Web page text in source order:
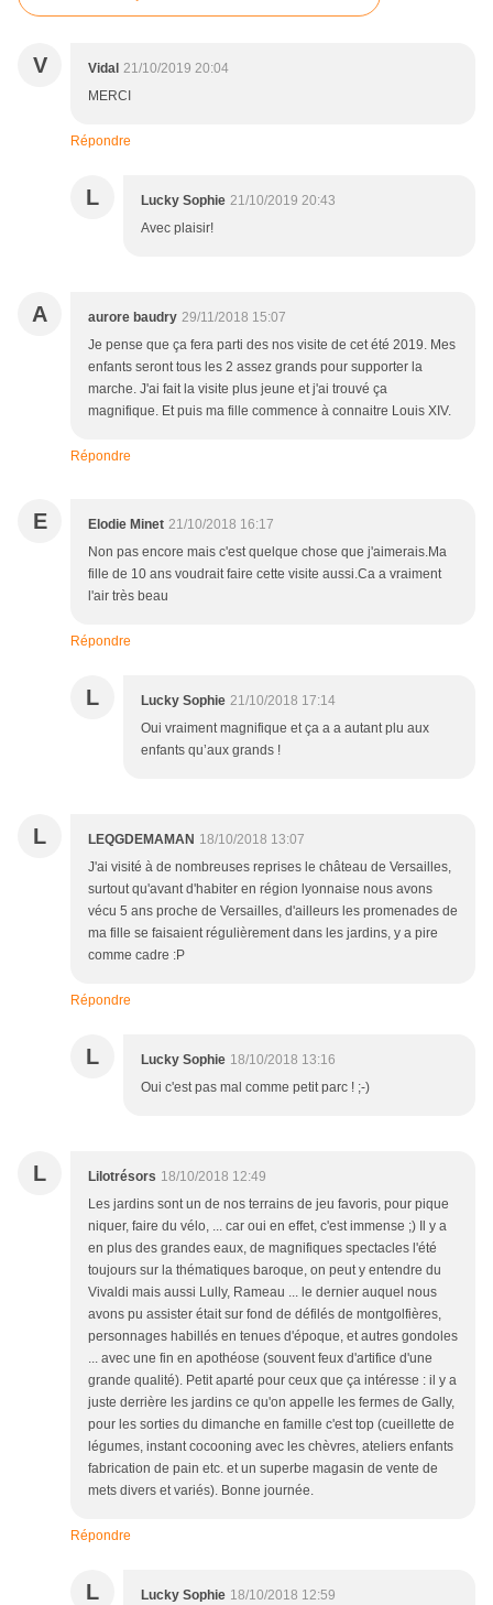
V Vidal 21/10/2019 20:04
MERCI
Répondre
L Lucky Sophie 21/10/2019 20:43
Avec plaisir!
A aurore baudry 29/11/2018 15:07
Je pense que ça fera parti des nos visite de cet été 2019. Mes
enfants seront tous les 2 assez grands pour supporter la
marche. J'ai fait la visite plus jeune et j'ai trouvé ça
magnifique. Et puis ma fille commence à connaitre Louis XIV.
Répondre
E Elodie Minet 21/10/2018 16:17
Non pas encore mais c'est quelque chose que j'aimerais.Ma
fille de 10 ans voudrait faire cette visite aussi.Ca a vraiment
l'air très beau
Répondre
L Lucky Sophie 21/10/2018 17:14
Oui vraiment magnifique et ça a a autant plu aux
enfants qu’aux grands !
L LEQGDEMAMAN 18/10/2018 13:07
J'ai visité à de nombreuses reprises le château de Versailles,
surtout qu'avant d'habiter en région lyonnaise nous avons
vécu 5 ans proche de Versailles, d'ailleurs les promenades de
ma fille se faisaient régulièrement dans les jardins, y a pire
comme cadre :P
Répondre
L Lucky Sophie 18/10/2018 13:16
Oui c'est pas mal comme petit parc ! ;-)
L Lilotrésors 18/10/2018 12:49
Les jardins sont un de nos terrains de jeu favoris, pour pique
niquer, faire du vélo, ... car oui en effet, c'est immense ;) Il y a
en plus des grandes eaux, de magnifiques spectacles l'été
toujours sur la thématiques baroque, on peut y entendre du
Vivaldi mais aussi Lully, Rameau ... le dernier auquel nous
avons pu assister était sur fond de défilés de montgolfières,
personnages habillés en tenues d'époque, et autres gondoles
... avec une fin en apothéose (souvent feux d'artifice d'une
grande qualité). Petit aparté pour ceux que ça intéresse : il y a
juste derrière les jardins ce qu'on appelle les fermes de Gally,
pour les sorties du dimanche en famille c'est top (cueillette de
légumes, instant cocooning avec les chèvres, ateliers enfants
fabrication de pain etc. et un superbe magasin de vente de
mets divers et variés). Bonne journée.
Répondre
L Lucky Sophie 18/10/2018 12:59